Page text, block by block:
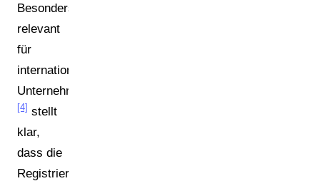
Besonders
relevant
für
internationale
Unternehmen:
[4] stellt
klar,
dass die
Registrierungspflicht